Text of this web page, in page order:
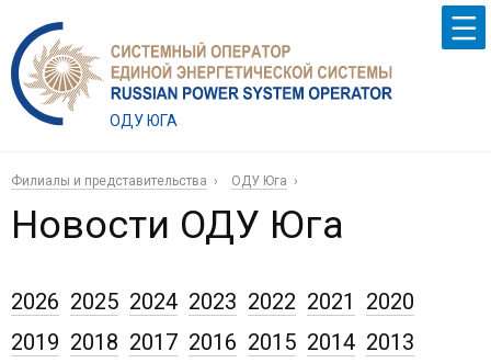
ОДУ ЮГА
Филиалы и представительства ОДУ Юга
Новости ОДУ Юга
2026 2025 2024 2023 2022 2021
2020
2019 2018 2017 2016 2015 2014 2013